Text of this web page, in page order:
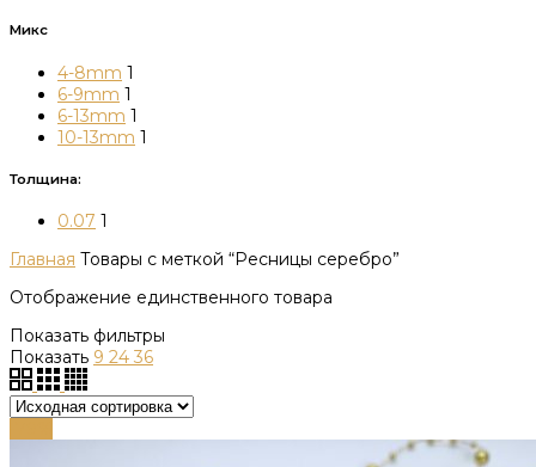
Микс
4-8mm 1
6-9mm 1
6-13mm 1
10-13mm 1
Толщина:
0.07 1
Главная Товары с меткой “Ресницы серебро”
Отображение единственного товара
Показать фильтры
Показать 9 24 36